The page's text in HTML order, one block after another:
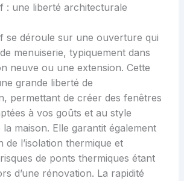
: une liberté architecturale
se déroule sur une ouverture qui
menuiserie, typiquement dans
neuve ou une extension. Cette
grande liberté de
permettant de créer des fenêtres
à vos goûts et au style
maison. Elle garantit également
de l’isolation thermique et
de ponts thermiques étant
d’une rénovation. La rapidité